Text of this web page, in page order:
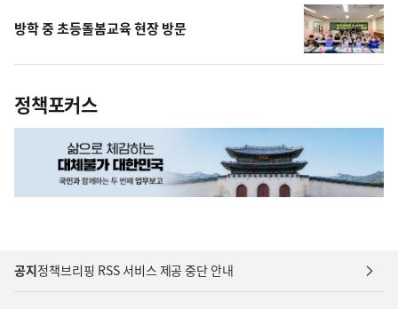
방학 중 초등돌봄교육 현장 방문
정책포커스
공지정책브리핑 RSS 서비스 제공 중단 안내